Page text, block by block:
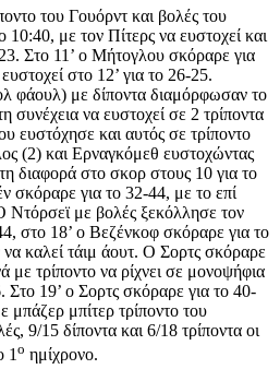
του Γουόρντ και βολές του
με τον Πίτερς να ευστοχεί και
Στο 11’ ο Μήτογλου σκόραρε για
στο 12’ για το 26-25.
φάουλ) με δίποντα διαμόρφωσαν το
συνέχεια να ευστοχεί σε 2 τρίποντα
ευστόχησε και αυτός σε τρίποντο
(2) και Ερναγκόμεθ ευστοχώντας
διαφορά στο σκορ στους 10 για το
σκόραρε για το 32-44, με το επί
Ντόρσεϊ με βολές ξεκόλλησε τον
στο 18’ ο Βεζένκοφ σκόραρε για το
καλεί τάιμ άουτ. Ο Σορτς σκόραρε
με τρίποντο να ρίχνει σε μονοψήφια
Στο 19’ ο Σορτς σκόραρε για το 40-
μπάζερ μπίτερ τρίποντο του
9/15 δίποντα και 6/18 τρίποντα οι
1ο ημίχρονο.